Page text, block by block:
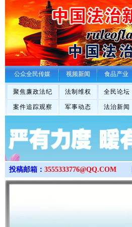
公众全民传媒 视频新闻 食品产业
聚焦廉政法纪 法制维权 全民论坛
案件追踪观察 军事动态 法治新闻
投稿邮箱： 3555333776@QQ.COM